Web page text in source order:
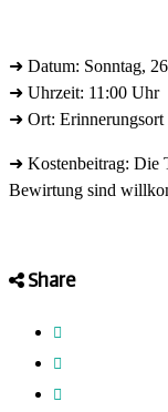
➜ Datum: Sonntag,
➜ Uhrzeit: 11:00 Uhr
➜ Ort:
➜ Kostenbeitrag: Die
Bewirtung sind
Share